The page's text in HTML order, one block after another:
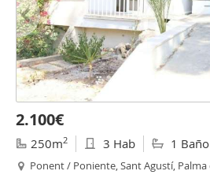
2.100€
250m2 3 Hab 1 Baño
Ponent / Poniente, Sant Agustí,